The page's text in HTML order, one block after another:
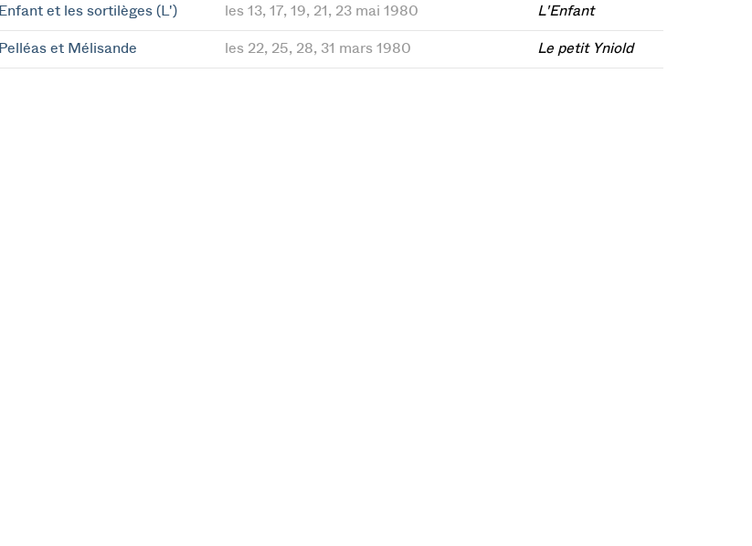
Enfant et les sortilèges (L') les 13, 17, 19, 21, 23 mai 1980 L'Enfant
Pelléas et Mélisande les 22, 25, 28, 31 mars 1980 Le petit Yniold